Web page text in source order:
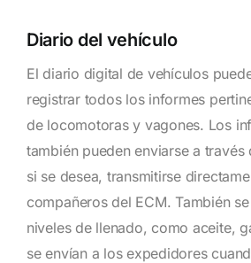
Diario del vehículo
El diario digital de vehículos
registrar todos los informes
de locomotoras y vagones. Los
también pueden enviarse a través
si se desea, transmitirse
compañeros del ECM. También
niveles de llenado, como aceite,
se envían a los expedidores